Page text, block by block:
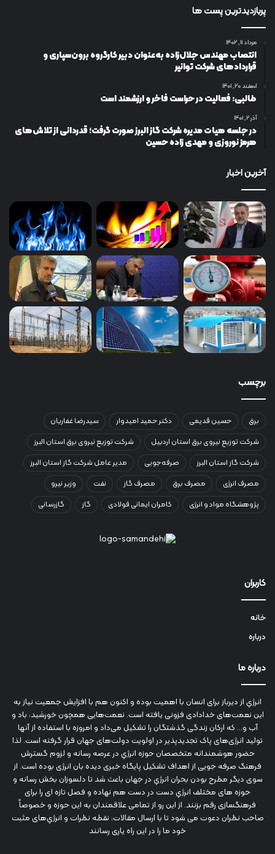
پربازدیدترین پست ها
مرداد ۱۱, ۱۴۰۲
انتصاب مهندس جلال‌زاده به‌عنوان دبیر كارگروه برون‌سپاری و
قراردادهای شركت توانیر
اسفند ۲۰, ۱۴۰۱
طالبی: فعالیت در حراست فاخر و ارزشمند است
آذر ۲, ۱۴۰۱
در جلسه هیات مدیره شرکت گاز البرز صورت گرفت؛ قدردانی از تلاش‌های
هرمز نوروزی و مهدی زاده حسین
آخرین اخبار
برچسب
برق حسین قدیمی دکتر حمید امیدوار
سیدرضا غفاریان
شرکت توزیع نیروی برق استان اردبیل
شرکت توزیع نیروی برق استان البرز
شرکت گاز استان البرز
صرفه‌جویی
مدیر عامل شرکت گاز استان البرز
مصرف انرژی
مصرف برق مصرف گاز نفت
وزیر نیرو
پژوهشگاه مواد و انرژی
کامران ایمانی فولادی گاز گازرسانی
کاربران
خانه
درباره
درباره ما
انرژي‌ از دیرباز برای انسان با اهمیت بوده و اکنون هم با افزایش جمعیت نیاز به
این نعمت‌های خدادادی فزونی یافته است. نعمت‌هایی همچون خورشید، باد و
آب و... که ارکان زندگی گذشتگان را تشکیل می‌داد و امروزه با استفاده از آنها
تولید انرژی‌های پاک تجدیدپذیر در اولویت دولت‌های جهان قرار گرفته است. لذا
حضور هوشمندانه متخصصان حوزه انرژي در عرصه رسانه و لزوم گسترش
فرهنگ صرفه جویی از اهداف تشکیل پایگاه خبری دیده بان انرژی بوده است. از
سوی دیگر مطرح بودن بحران انرژي در جهان باعث شد تا دلسوزان بخش رسانه و
حوزه های مختلف انرژي دست در دست هم نهاده و فصل تازه ای را برای
فرهنگسازی رقم بزنند. از این رو از تمامی علاقمندان به این حوزه و خصوصاً
صاحب نظران دعوت می شود تا با ارسال مقالات، نقطه نظرات و انرژي‌های مثبت
خود ما را در این راه یاری رسانند